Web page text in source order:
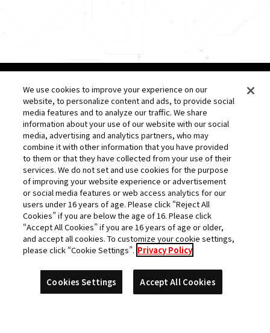
©バードスタジオ／集英社・東映アニメーション
©バード・スタジオ／集英社
©「２０２２ ドラゴンボール超」製作委員会
We use cookies to improve your experience on our
website, to personalize content and ads, to provide social
media features and to analyze our traffic. We share
information about your use of our website with our social
media, advertising and analytics partners, who may
combine it with other information that you have provided
to them or that they have collected from your use of their
services. We do not set and use cookies for the purpose
of improving your website experience or advertisement
or social media features or web access analytics for our
users under 16 years of age. Please click “Reject All
Cookies” if you are below the age of 16. Please click
“Accept All Cookies” if you are 16 years of age or older,
and accept all cookies. To customize your cookie settings,
please click “Cookie Settings”. Privacy Policy
Cookies Settings Accept All Cookies